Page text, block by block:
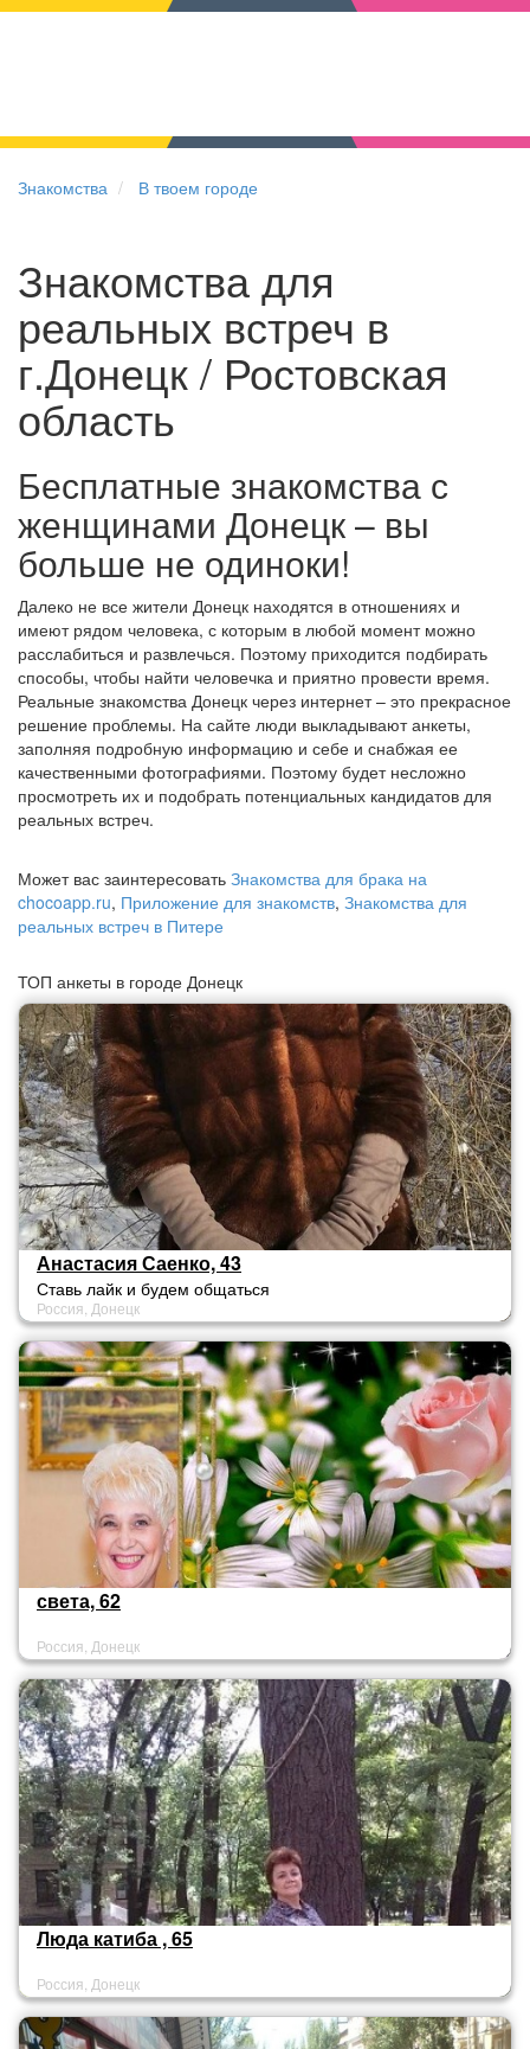
Знакомства В твоем городе
Знакомства для
реальных встреч в
г.Донецк / Ростовская
область
Бесплатные знакомства с
женщинами Донецк – вы
больше не одиноки!
Далеко не все жители Донецк находятся в отношениях и
имеют рядом человека, с которым в любой момент можно
расслабиться и развлечься. Поэтому приходится подбирать
способы, чтобы найти человечка и приятно провести время.
Реальные знакомства Донецк через интернет – это прекрасное
решение проблемы. На сайте люди выкладывают анкеты,
заполняя подробную информацию и себе и снабжая ее
качественными фотографиями. Поэтому будет несложно
просмотреть их и подобрать потенциальных кандидатов для
реальных встреч.
Может вас заинтересовать Знакомства для брака на
chocoapp.ru, Приложение для знакомств, Знакомства для
реальных встреч в Питере
ТОП анкеты в городе Донецк
Анастасия Саенко, 43
Ставь лайк и будем общаться
Россия, Донецк
света, 62
Россия, Донецк
Люда катиба , 65
Россия, Донецк